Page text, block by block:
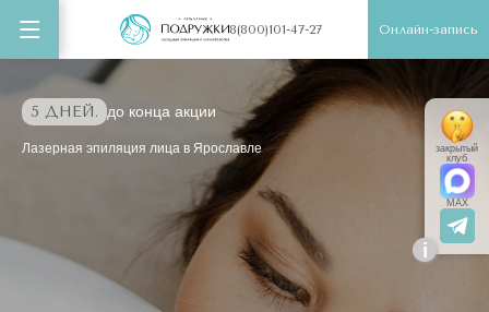
8(800)101-47-27 Онлайн-запись
5 ДНЕЙ. до конца акции
Лазерная эпиляция лица в Ярославле
i
закрытый
клуб
MAX